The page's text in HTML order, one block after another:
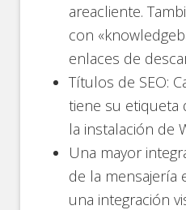
areacliente.
con
enlaces de
Títulos de SEO:
tiene su
la instalación de
Una mayor
de la mensajería
una integración